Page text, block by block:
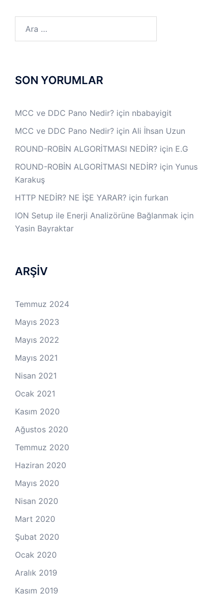
SON YORUMLAR
MCC ve DDC Pano Nedir? için nbabayigit
MCC ve DDC Pano Nedir? için Ali İhsan Uzun
ROUND-ROBİN ALGORİTMASI NEDİR? için E.G
ROUND-ROBİN ALGORİTMASI NEDİR? için Yunus
Karakuş
HTTP NEDİR? NE İŞE YARAR? için furkan
ION Setup ile Enerji Analizörüne Bağlanmak için
Yasin Bayraktar
ARŞİV
Temmuz 2024
Mayıs 2023
Mayıs 2022
Mayıs 2021
Nisan 2021
Ocak 2021
Kasım 2020
Ağustos 2020
Temmuz 2020
Haziran 2020
Mayıs 2020
Nisan 2020
Mart 2020
Şubat 2020
Ocak 2020
Aralık 2019
Kasım 2019